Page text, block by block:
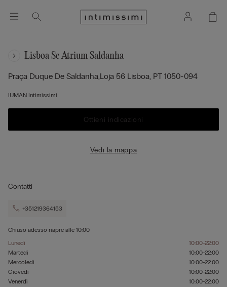
Lisboa Sc Atrium Saldanha
Praça Duque De Saldanha,loja 56 Lisboa, PT 1050-094
IUMAN Intimissimi
Ottieni indicazioni
Vedi la mappa
Contatti
+351219364153
Chiuso adesso riapre alle 10:00
Lunedì
10:00-22:00
Martedì
10:00-22:00
Mercoledì
10:00-22:00
Giovedì
10:00-22:00
Venerdì
10:00-22:00